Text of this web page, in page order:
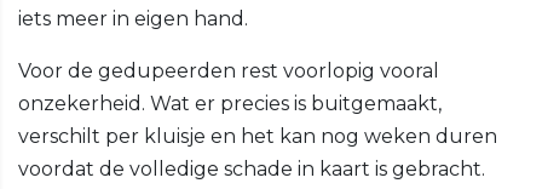
iets meer in eigen hand.
Voor de gedupeerden rest voorlopig vooral
onzekerheid. Wat er precies is buitgemaakt,
verschilt per kluisje en het kan nog weken duren
voordat de volledige schade in kaart is gebracht.